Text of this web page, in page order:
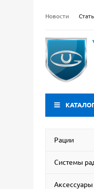
Новости
Рации
Системы
Аксессуары